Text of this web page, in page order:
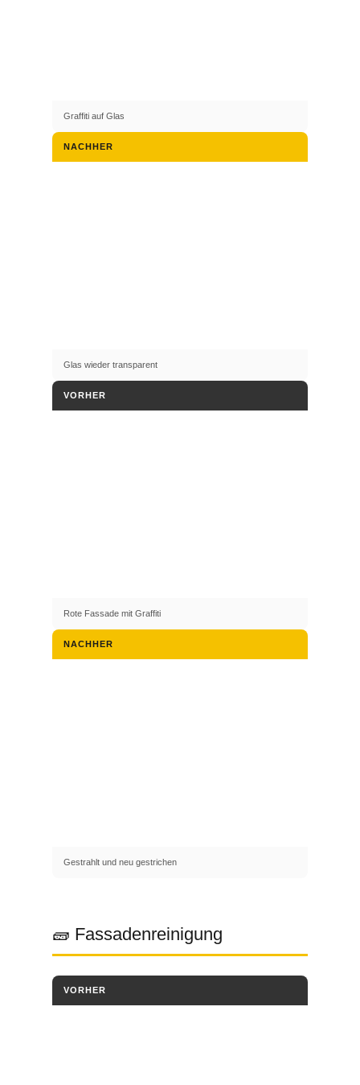
Graffiti auf Glas
NACHHER
Glas wieder transparent
VORHER
Rote Fassade mit Graffiti
NACHHER
Gestrahlt und neu gestrichen
🧱 Fassadenreinigung
VORHER